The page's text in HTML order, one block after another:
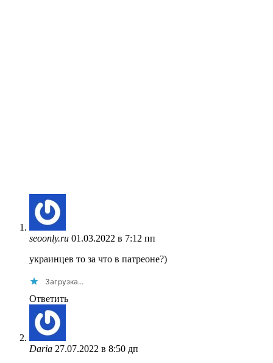
seoonly.ru 01.03.2022 в 7:12 пп
украинцев то за что в патреоне?)
Загрузка...
Ответить
Daria 27.07.2022 в 8:50 дп